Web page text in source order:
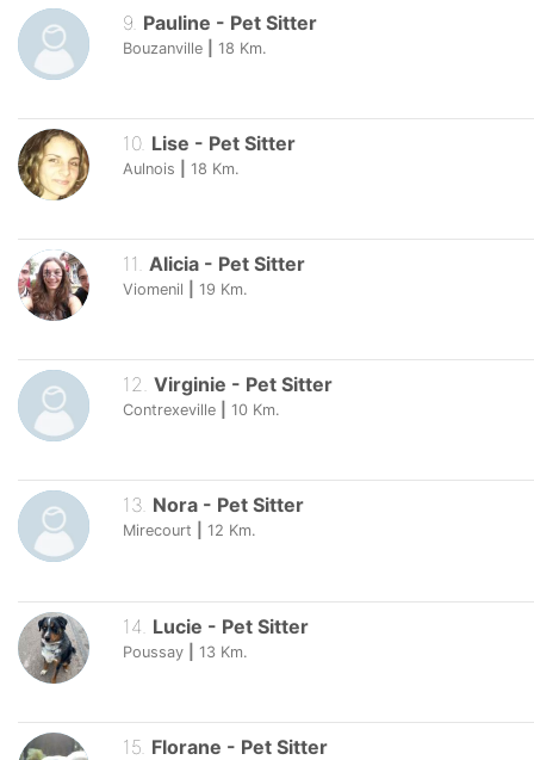
9 Pauline - Pet Sitter
Bouzanville 18 Km.
10. Lise - Pet Sitter
Aulnois 18 Km.
11 Alicia - Pet Sitter
Viomenil 19 Km.
12. Virginie - Pet Sitter
Contrexeville 10 Km.
13. Nora - Pet Sitter
Mirecourt 12 Km.
14 Lucie - Pet Sitter
Poussay 13 Km.
15 Florane - Pet Sitter